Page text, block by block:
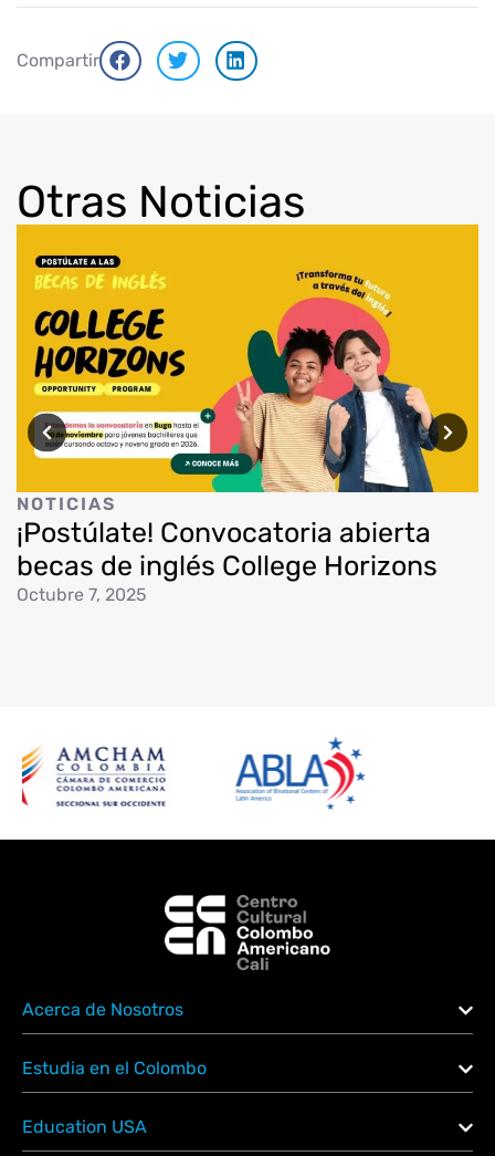
Compartir
Otras Noticias
NOTICIAS
¡Postúlate! Convocatoria abierta
becas de inglés College Horizons
Octubre 7, 2025
Acerca de Nosotros
Estudia en el Colombo
Education USA